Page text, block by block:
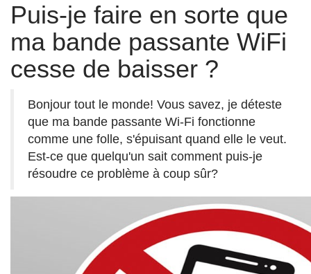
Puis-je faire en sorte que
ma bande passante WiFi
cesse de baisser ?
Bonjour tout le monde! Vous savez, je déteste
que ma bande passante Wi-Fi fonctionne
comme une folle, s'épuisant quand elle le veut.
Est-ce que quelqu'un sait comment puis-je
résoudre ce problème à coup sûr?